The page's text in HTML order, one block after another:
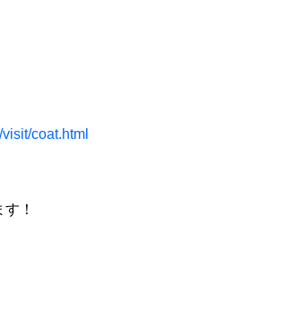
coat.html
！